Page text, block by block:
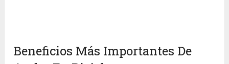
Beneficios Más Importantes De